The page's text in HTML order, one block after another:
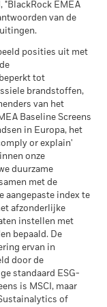
2019 2020
14,2
14,3
de lopende
niet in
de prestaties in het
vormen geen
Markten
Het kan
het verleden
van de netto-
indien
van uw
van
van
toegepast wordt
in de
in om het even
30%.
. Gelieve
met
een e-mail te
veiligheid worden
U kunt ook
Service. Meer
.
na aftrek van
terugkrijgen in
0,00%
0,00%
58,81%
van
voor
gerapporteerd
EMEA
van de
posities uit met
tot
brandstoffen,
van het
Baseline Screens
in Europa, het
or explain'
onze
duurzame
met de
aangepaste index te
afzonderlijke
instellen met
bepaald. De
ervan in
door de
standaard ESG-
is MSCI, maar
of